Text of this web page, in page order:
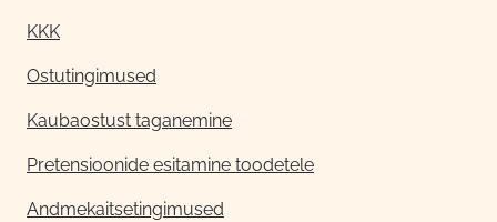
KKK
Ostutingimused
Kaubaostust taganemine
Pretensioonide esitamine toodetele
Andmekaitsetingimused